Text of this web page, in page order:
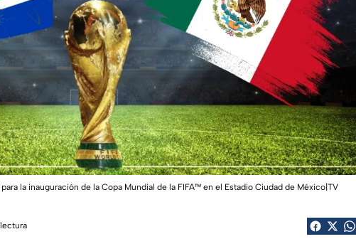
la inauguración de la Copa Mundial de la FIFA™️ en el Estadio Ciudad de México|TV